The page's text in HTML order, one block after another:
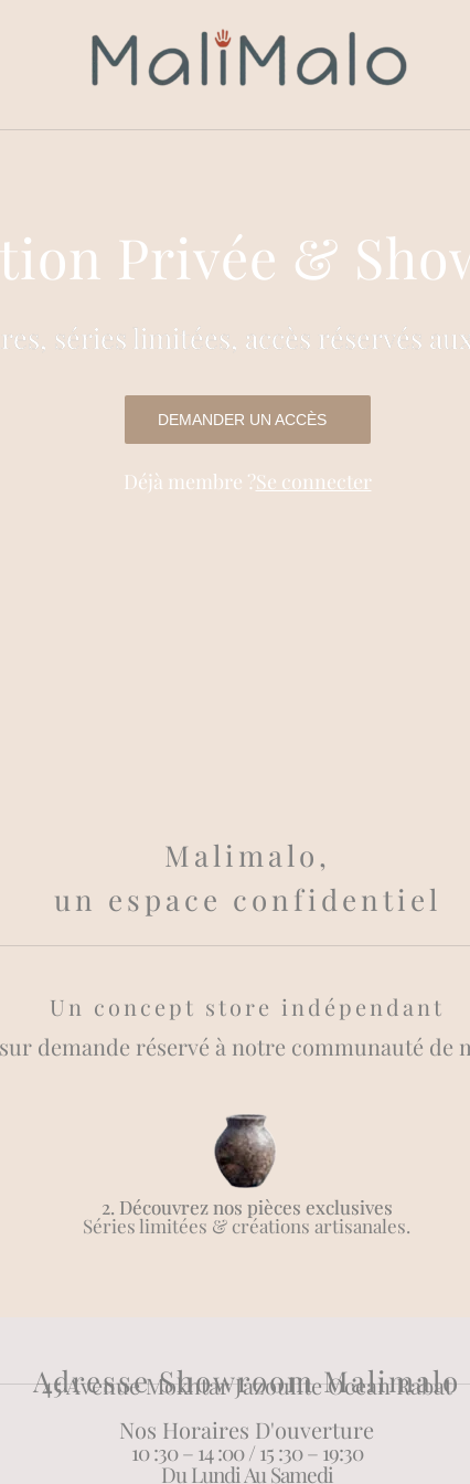
Privée &
séries limitées, accès réservés
DEMANDER UN ACCÈS
Déjà membre ?Se connecter
Malimalo,
un espace confidentiel
Un concept store indépendant
demande réservé à notre communauté de
2. Découvrez nos pièces exclusives
Séries limitées & créations artisanales.
Adresse Showroom Malimalo
45 Avenue Mokhtar Jazoulite Ocean Rabat
Nos Horaires D'ouverture
10 :30 – 14 :00 / 15 :30 – 19:30
Du Lundi Au Samedi